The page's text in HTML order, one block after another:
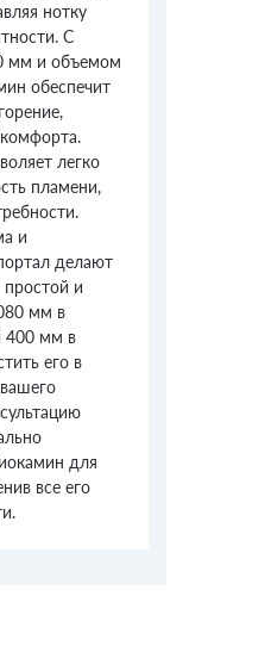
нотку
С
мм и объемом
обеспечит
легко
пламени,
и
делают
простой и
мм в
400 мм в
его в
для
все его